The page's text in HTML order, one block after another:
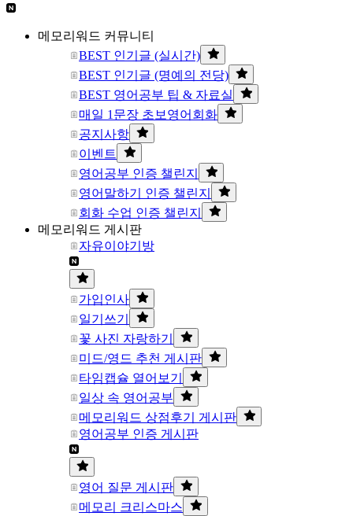
메모리워드 커뮤니티
BEST 인기글 (실시간)
BEST 인기글 (명예의 전당)
BEST 영어공부 팁 & 자료실
매일 1문장 초보영어회화
공지사항
이벤트
영어공부 인증 챌린지
영어말하기 인증 챌린지
회화 수업 인증 챌린지
메모리워드 게시판
자유이야기방
가입인사
일기쓰기
꽃 사진 자랑하기
미드/영드 추천 게시판
타임캡슐 열어보기
일상 속 영어공부
메모리워드 상점후기 게시판
영어공부 인증 게시판
영어 질문 게시판
메모리 크리스마스